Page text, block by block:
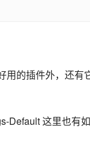
的插件外，还有
Default 这里也有